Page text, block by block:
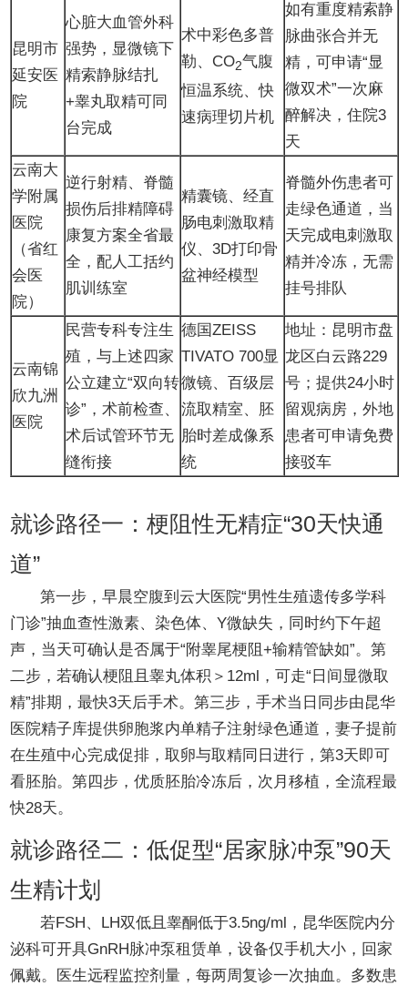
昆明市
延安医
院
心脏大血管外科
强势，显微镜下
精索静脉结扎
+睾丸取精可同
台完成
术中彩色多普
勒、CO2气腹
恒温系统、快
速病理切片机
如有重度精索静
脉曲张合并无
精，可申请“显
微双术”一次麻
醉解决，住院3
天
云南大
学附属
医院
（省红
会医
院）
逆行射精、脊髓
损伤后排精障碍
康复方案全省最
全，配人工括约
肌训练室
精囊镜、经直
肠电刺激取精
仪、3D打印骨
盆神经模型
脊髓外伤患者可
走绿色通道，当
天完成电刺激取
精并冷冻，无需
挂号排队
云南锦
欣九洲
医院
民营专科专注生
殖，与上述四家
公立建立“双向转
诊”，术前检查、
术后试管环节无
缝衔接
德国ZEISS
TIVATO 700显
微镜、百级层
流取精室、胚
胎时差成像系
统
地址：昆明市盘
龙区白云路229
号；提供24小时
留观病房，外地
患者可申请免费
接驳车
就诊路径一：梗阻性无精症“30天快通
道”
第一步，早晨空腹到云大医院“男性生殖遗传多学科
门诊”抽血查性激素、染色体、Y微缺失，同时约下午超
声，当天可确认是否属于“附睾尾梗阻+输精管缺如”。第
二步，若确认梗阻且睾丸体积＞12ml，可走“日间显微取
精”排期，最快3天后手术。第三步，手术当日同步由昆华
医院精子库提供卵胞浆内单精子注射绿色通道，妻子提前
在生殖中心完成促排，取卵与取精同日进行，第3天即可
看胚胎。第四步，优质胚胎冷冻后，次月移植，全流程最
快28天。
就诊路径二：低促型“居家脉冲泵”90天
生精计划
若FSH、LH双低且睾酮低于3.5ng/ml，昆华医院内分
泌科可开具GnRH脉冲泵租赁单，设备仅手机大小，回家
佩戴。医生远程监控剂量，每两周复诊一次抽血。多数患